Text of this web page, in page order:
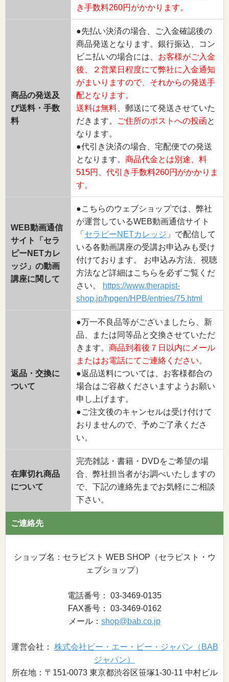
き手数料260円がかかります。
商品の発送及
び送料・手数
料
●先払い決済の場合、ご入金確認後の
商品発送となります。銀行振込、コン
ビニ払いの場合には、 お客様がご入金
後、２営業日程度にて弊社に入金通知
がまいりますので、それからの発送手
配となります。
送料は無料 、郵送にて発送させていた
だきます。
ご住所のポストへの投函と
なります。
●代引き決済の場合、宅配便での発送
となります。 商品代金とは別途、料
515円、代引き手数料260円がかかりま
す。
WEB動画通信
サイト「セラ
ピーNETカレ
ッジ」の動画
講座に関して
●こちらのウェブショップでは、弊社
が運営しているWEB動画通信サイト
「 セラピーNETカレッジ 」で配信して
いる各動画講座の受講お申込みも受け
付けております。 お申込み方法、視聴
方法など詳細はこちらを必ずご覧くだ
さい。
https://www.therapist-
shop.jp/hpgen/HPB/entries/75.html
返品・交換に
ついて
●万一不良品等がございましたら、新
品、または同等品と交換させていただ
きます。 商品到着後７日以内にメール
またはお電話にてご連絡ください。
●返品送料については、お客様都合の
場合はご容赦くださいますようお願い
申し上げます。
●ご注文後のキャンセルは受け付けて
おりませんので、予めご了承くださ
い。
在庫切れ商品
について
完売雑誌・書籍・DVDをご希望の場
合、弊社担当者がお調べいたしますの
で、下記の連絡先までお気軽にご相談
下さい。
ご連絡先
ショップ名：セラピスト WEB SHOP（セラピスト・ウ
ェブショップ）
電話番号： 03-3469-0135
FAX番号： 03-3469-0162
メール： shop@bab.co.jp
運営会社： 株式会社ビー・エー・ビー・ジャパン（BAB
ジャパン）
所在地：〒151-0073 東京都渋谷区笹塚1-30-11 中村ビル